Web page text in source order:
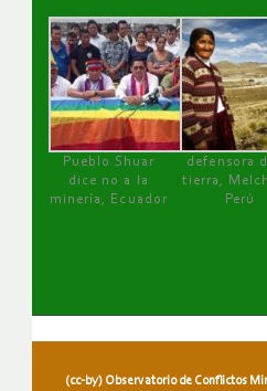
Pueblo Shuar
dice no a la
minería, Ecuador
defensora
tierra,
Perú
(cc-by) Observatorio de Conflictos